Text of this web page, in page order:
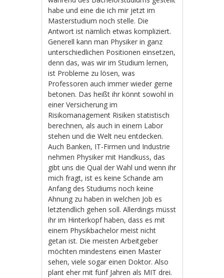
habe und eine die ich mir jetzt im
Masterstudium noch stelle. Die
Antwort ist nämlich etwas kompliziert.
Generell kann man Physiker in ganz
unterschiedlichen Positionen einsetzen,
denn das, was wir im Studium lernen,
ist Probleme zu lösen, was
Professoren auch immer wieder gerne
betonen. Das heißt ihr könnt sowohl in
einer Versicherung im
Risikomanagement Risiken statistisch
berechnen, als auch in einem Labor
stehen und die Welt neu entdecken.
Auch Banken, IT-Firmen und Industrie
nehmen Physiker mit Handkuss, das
gibt uns die Qual der Wahl und wenn ihr
mich fragt, ist es keine Schande am
Anfang des Studiums noch keine
Ahnung zu haben in welchen Job es
letztendlich gehen soll. Allerdings müsst
ihr im Hinterkopf haben, dass es mit
einem Physikbachelor meist nicht
getan ist. Die meisten Arbeitgeber
möchten mindestens einen Master
sehen, viele sogar einen Doktor. Also
plant eher mit fünf Jahren als MIT drei.